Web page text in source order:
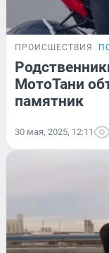
ПРОИСШЕСТВИЯ
МотоТани
памятник
30 мая, 2025, 12:11